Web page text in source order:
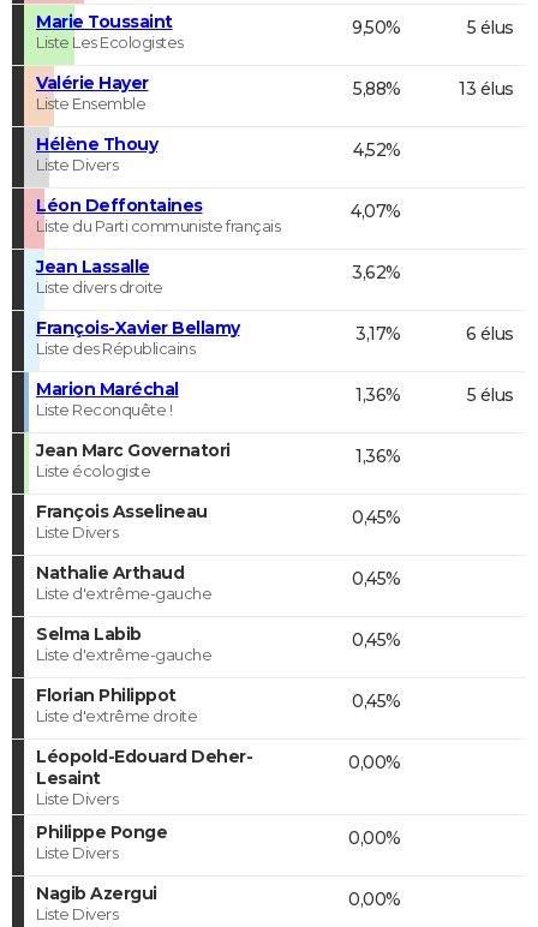
Marie Toussaint
Liste Les Ecologistes
9,50% 5 élus
Valérie Hayer
Liste Ensemble
5,88% 13 élus
Hélène Thouy
Liste Divers
4,52%
Léon Deffontaines
Liste du Parti communiste français
4,07%
Jean Lassalle
Liste divers droite
3,62%
François-Xavier Bellamy
Liste des Républicains
3,17% 6 élus
Marion Maréchal
Liste Reconquête !
1,36% 5 élus
Jean Marc Governatori
Liste écologiste
1,36%
François Asselineau
Liste Divers
0,45%
Nathalie Arthaud
Liste d'extrême-gauche
0,45%
Selma Labib
Liste d'extrême-gauche
0,45%
Florian Philippot
Liste d'extrême droite
0,45%
Léopold-Edouard Deher-
Lesaint
Liste Divers
0,00%
Philippe Ponge
Liste Divers
0,00%
Nagib Azergui
Liste Divers
0,00%